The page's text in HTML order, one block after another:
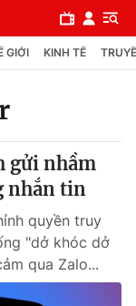
GIỚI KINH TẾ
gửi nhầm
nhắn tin
quyền truy
"dở khóc dở
qua Zalo...